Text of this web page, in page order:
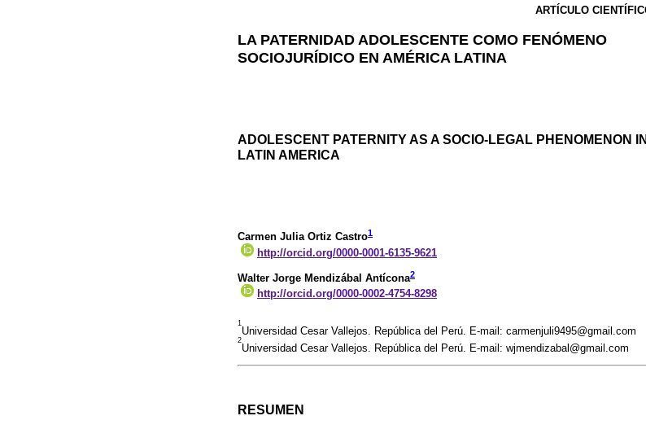
ARTÍCULO
LA PATERNIDAD ADOLESCENTE COMO FENÓMENO
SOCIOJURÍDICO EN AMÉRICA LATINA
ADOLESCENT PATERNITY AS A SOCIO-LEGAL PHENOMENON IN
LATIN AMERICA
Carmen Julia Ortiz Castro1
http://orcid.org/0000-0001-6135-9621
Walter Jorge Mendizábal Antícona2
http://orcid.org/0000-0002-4754-8298
1
Universidad Cesar Vallejos. República del Perú. E-mail: carmenjuli9495@gmail.com
2
Universidad Cesar Vallejos. República del Perú. E-mail: wjmendizabal@gmail.com
RESUMEN